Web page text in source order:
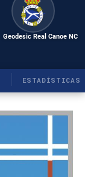
Geodesic Real Canoe NC
ESTADÍSTICAS